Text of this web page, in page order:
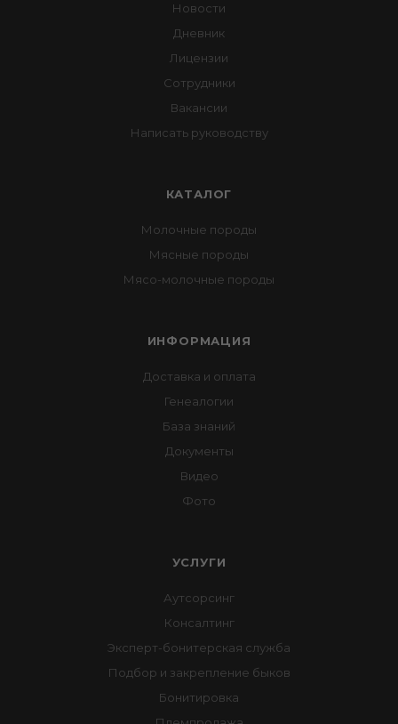
Новости
Дневник
Лицензии
Сотрудники
Вакансии
Написать руководству
КАТАЛОГ
Молочные породы
Мясные породы
Мясо-молочные породы
ИНФОРМАЦИЯ
Доставка и оплата
Генеалогии
База знаний
Документы
Видео
Фото
УСЛУГИ
Аутсорсинг
Консалтинг
Эксперт-бонитерская служба
Подбор и закрепление быков
Бонитировка